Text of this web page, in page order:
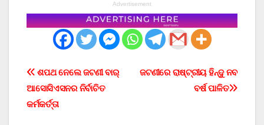
Advertisement
Post
navigation
ଜଟଣୀରେ ରାଷ୍ଟ୍ରୀୟ ହିନ୍ଦୁ ନବ
ବର୍ଷ ପାଳିତ
ଶପଥ ନେଲେ ଜଟଣୀ ବାର୍
ଆସୋସିଏସନର ନିର୍ବାଚିତ
କର୍ମକର୍ତ୍ତା